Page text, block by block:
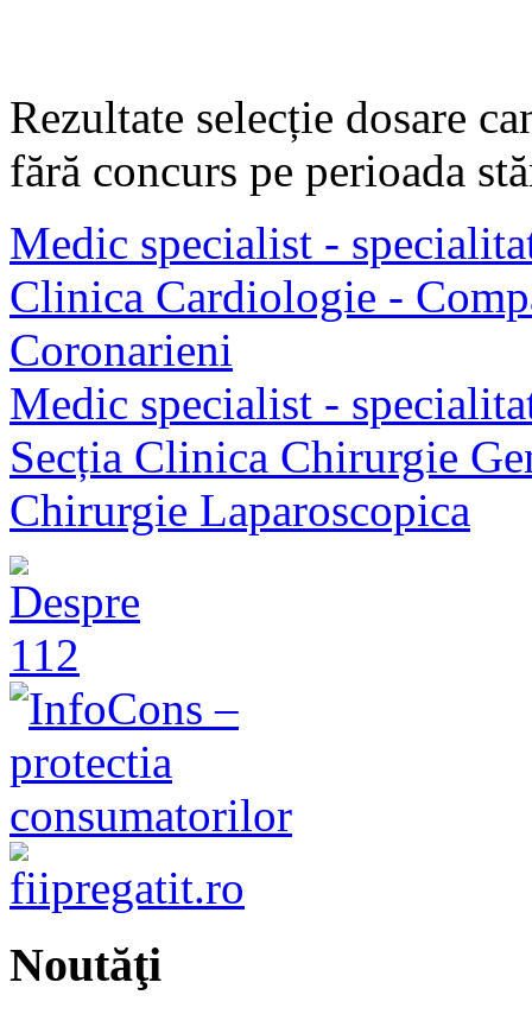
Rezultate selecție dosare
fără concurs pe perioada
Medic specialist -
Clinica Cardiologie -
Coronarieni
Medic specialist -
Secția Clinica Chirurgie
Chirurgie Laparoscopica
Noutăţi